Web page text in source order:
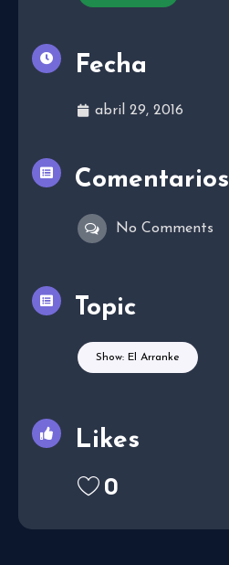
Fecha
abril 29, 2016
Comentarios
No Comments
Topic
Show: El Arranke
Likes
0